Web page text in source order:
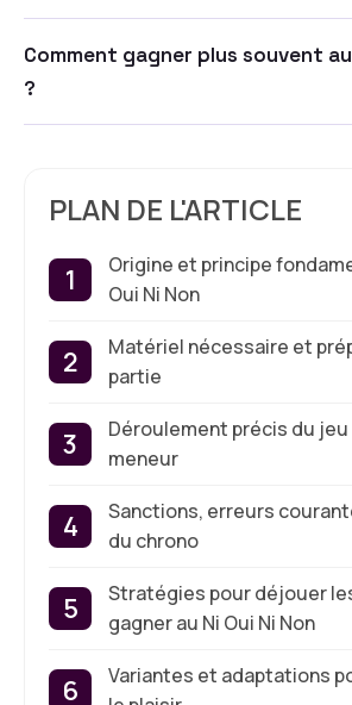
Comment gagner plus souvent au
?
PLAN DE L'ARTICLE
Origine et principe
Oui Ni Non
Matériel nécessaire et
partie
Déroulement précis du
meneur
Sanctions, erreurs
du chrono
Stratégies pour déjouer
gagner au Ni Oui Ni Non
Variantes et adaptations